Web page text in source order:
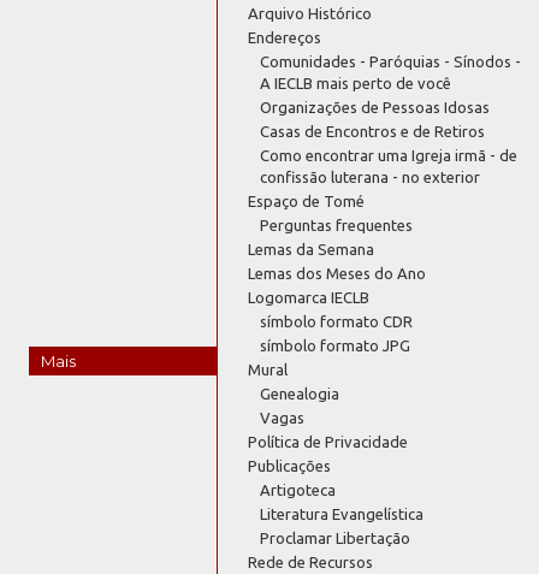
Mais
Arquivo Histórico
Endereços
Comunidades - Paróquias - Sínodos -
A IECLB mais perto de você
Organizações de Pessoas Idosas
Casas de Encontros e de Retiros
Como encontrar uma Igreja irmã - de
confissão luterana - no exterior
Espaço de Tomé
Perguntas frequentes
Lemas da Semana
Lemas dos Meses do Ano
Logomarca IECLB
símbolo formato CDR
símbolo formato JPG
Mural
Genealogia
Vagas
Política de Privacidade
Publicações
Artigoteca
Literatura Evangelística
Proclamar Libertação
Rede de Recursos